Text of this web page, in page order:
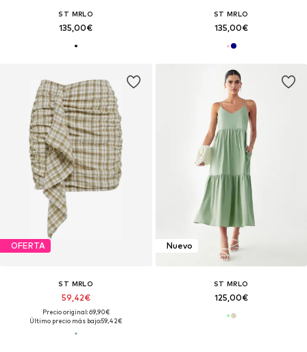
ST MRLO
135,00€
ST MRLO
135,00€
OFERTA
ST MRLO
59,42€
Precio original: 69,90€
Último precio más bajo:59,42€
Nuevo
ST MRLO
125,00€